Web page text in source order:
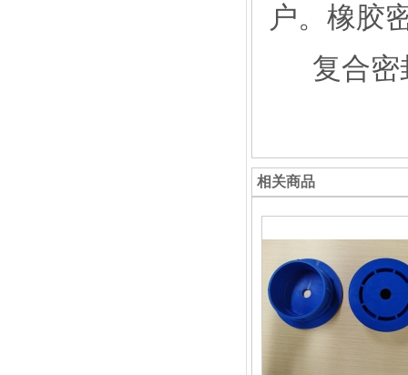
户。 橡胶
复合
相关商品